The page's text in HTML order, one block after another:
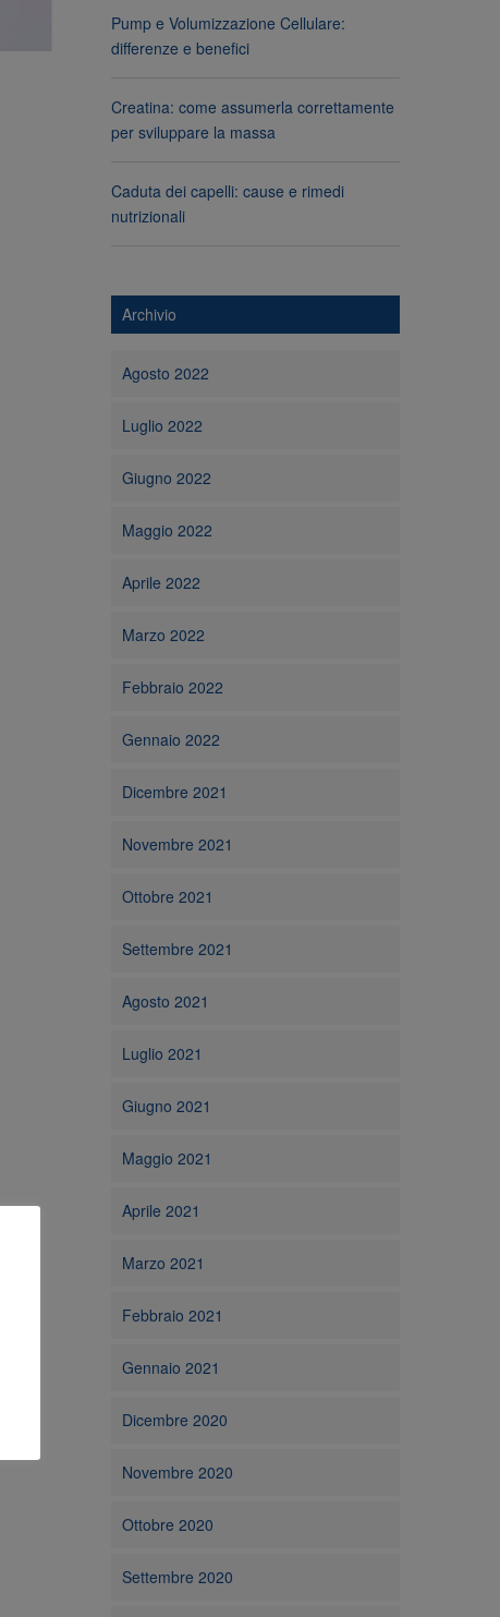
Pump e Volumizzazione Cellulare:
differenze e benefici
Creatina: come assumerla correttamente
per sviluppare la massa
Caduta dei capelli: cause e rimedi
nutrizionali
Archivio
Agosto 2022
Luglio 2022
Giugno 2022
Maggio 2022
Aprile 2022
Marzo 2022
Febbraio 2022
Gennaio 2022
Dicembre 2021
Novembre 2021
Ottobre 2021
Settembre 2021
Agosto 2021
Luglio 2021
Giugno 2021
Maggio 2021
Aprile 2021
Marzo 2021
Febbraio 2021
Gennaio 2021
Dicembre 2020
Novembre 2020
Ottobre 2020
Settembre 2020